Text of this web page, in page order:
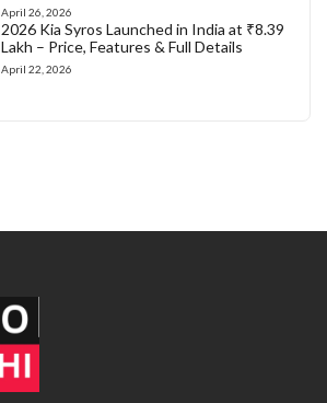
April 26, 2026
2026 Kia Syros Launched in India at ₹8.39
Lakh – Price, Features & Full Details
April 22, 2026